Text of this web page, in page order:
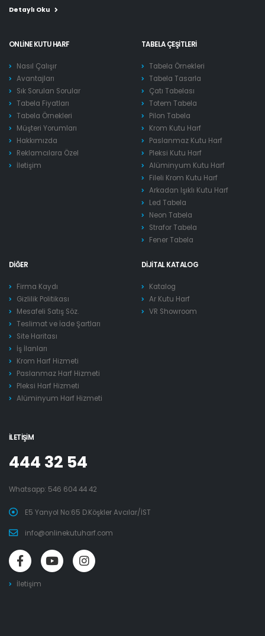
Detaylı Oku
ONLINE KUTU HARF
Nasıl Çalışır
Avantajları
Sık Sorulan Sorular
Tabela Fiyatları
Tabela Örnekleri
Müşteri Yorumları
Hakkımızda
Reklamcılara Özel
İletişim
TABELA ÇEŞITLERI
Tabela Örnekleri
Tabela Tasarla
Çatı Tabelası
Totem Tabela
Pilon Tabela
Krom Kutu Harf
Paslanmaz Kutu Harf
Pleksi Kutu Harf
Alüminyum Kutu Harf
Fileli Krom Kutu Harf
Arkadan Işıklı Kutu Harf
Led Tabela
Neon Tabela
Strafor Tabela
Fener Tabela
DIĞER
Firma Kaydı
Gizlilik Politikası
Mesafeli Satış Söz.
Teslimat ve İade Şartları
Site Haritası
İş İlanları
Krom Harf Hizmeti
Paslanmaz Harf Hizmeti
Pleksi Harf Hizmeti
Alüminyum Harf Hizmeti
DIJITAL KATALOG
Katalog
Ar Kutu Harf
VR Showroom
İLETIŞIM
444 32 54
Whatsapp: 546 604 44 42
E5 Yanyol No:65 D.Köşkler Avcılar/İST
info@onlinekutuharf.com
İletişim